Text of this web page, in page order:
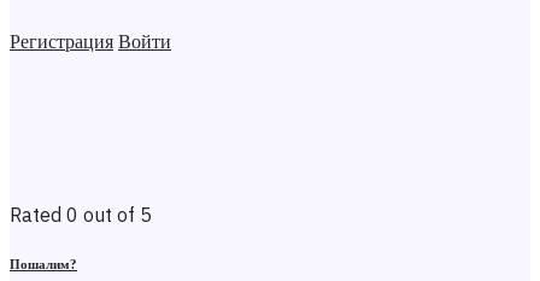
Регистрация Войти
Rated 0 out of 5
Пошалим?